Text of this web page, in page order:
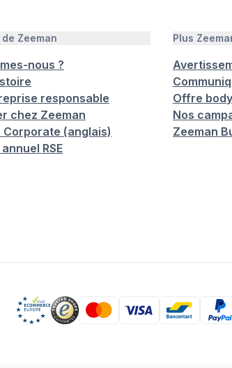
Zeeman
nous ?
responsable
chez Zeeman
Corporate (anglais)
RSE
Plus
Offre
Nos
Zeeman